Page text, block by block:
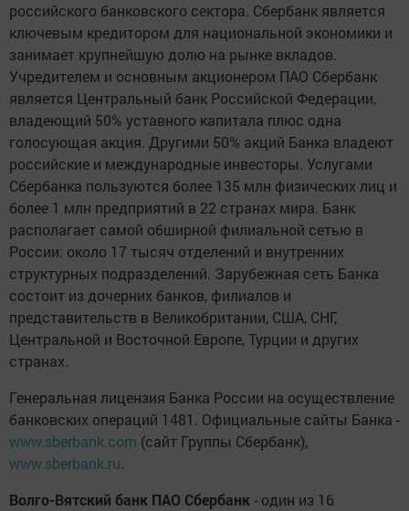
российского банковского сектора. Сбербанк является
ключевым кредитором для национальной экономики и
занимает крупнейшую долю на рынке вкладов.
Учредителем и основным акционером ПАО Сбербанк
является Центральный банк Российской Федерации,
владеющий 50% уставного капитала плюс одна
голосующая акция. Другими 50% акций Банка владеют
российские и международные инвесторы. Услугами
Сбербанка пользуются более 135 млн физических лиц и
более 1 млн предприятий в 22 странах мира. Банк
располагает самой обширной филиальной сетью в
России: около 17 тысяч отделений и внутренних
структурных подразделений. Зарубежная сеть Банка
состоит из дочерних банков, филиалов и
представительств в Великобритании, США, СНГ,
Центральной и Восточной Европе, Турции и других
странах.
Генеральная лицензия Банка России на осуществление
банковских операций 1481. Официальные сайты Банка -
www.sberbank.com (сайт Группы Сбербанк),
www.sberbank.ru.
Волго-Вятский банк ПАО Сбербанк- один из 16